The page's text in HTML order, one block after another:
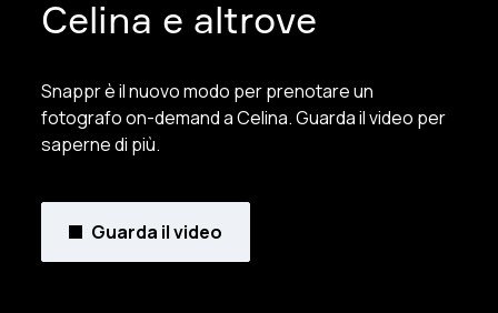
Celina e altrove
Snappr è il nuovo modo per prenotare un
fotografo on-demand a Celina. Guarda il video per
saperne di più.
Guarda il video